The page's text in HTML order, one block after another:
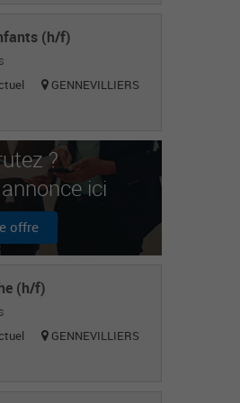
(h/f)
GENNEVILLIERS
?
ici
offre
(h/f)
GENNEVILLIERS